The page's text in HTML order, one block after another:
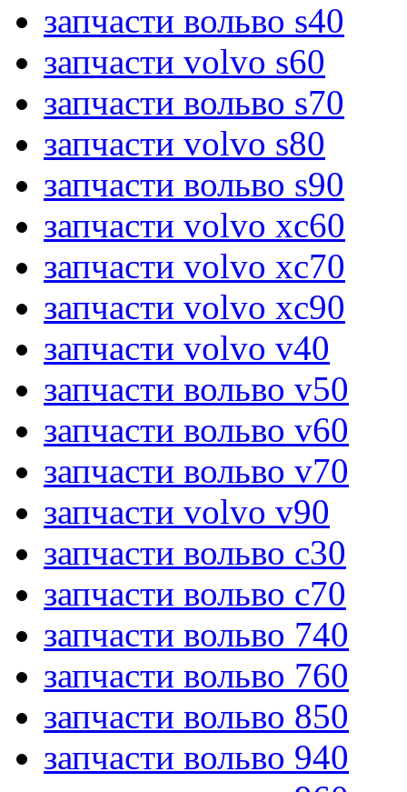
запчасти вольво s40
запчасти volvo s60
запчасти вольво s70
запчасти volvo s80
запчасти вольво s90
запчасти volvo xc60
запчасти volvo xc70
запчасти volvo xc90
запчасти volvo v40
запчасти вольво v50
запчасти вольво v60
запчасти вольво v70
запчасти volvo v90
запчасти вольво c30
запчасти вольво c70
запчасти вольво 740
запчасти вольво 760
запчасти вольво 850
запчасти вольво 940